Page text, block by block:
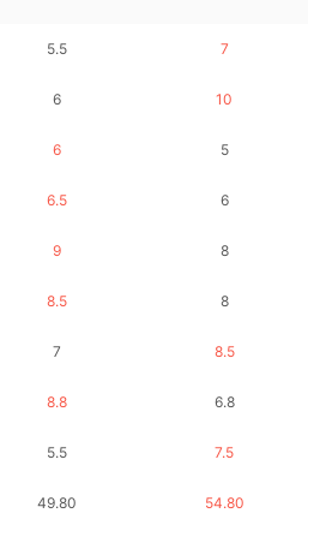
5.5
6
6
6.5
9
8.5
7
8.8
5.5
49.80
7
10
5
6
8
8
8.5
6.8
7.5
54.80